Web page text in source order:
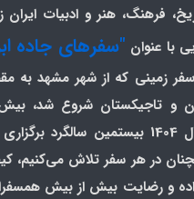
فرهنگ، هنر و ادبیات ایران
با عنوان "سفرهای جاده
سفر زمینی که از شهر مشهد به
و تاجیکستان شروع شد،
گذشته است. در سال 1404 بیستمین
در هر سفر تلاش می‌کنیم،
و رضایت بیش از بیش